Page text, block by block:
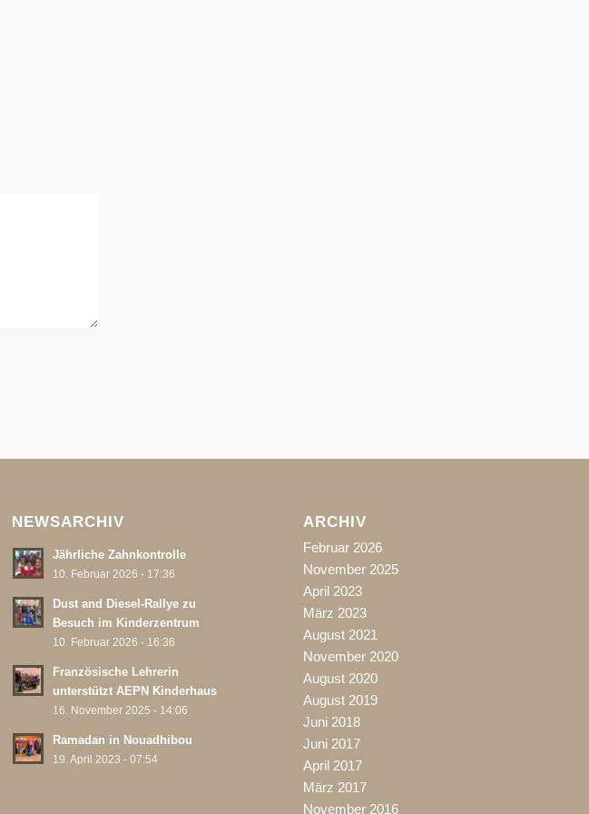
NEWSARCHIV
Jährliche Zahnkontrolle
10. Februar 2026 - 17:36
Dust and Diesel-Rallye zu
Besuch im Kinderzentrum
10. Februar 2026 - 16:36
Französische Lehrerin
unterstützt AEPN Kinderhaus
16. November 2025 - 14:06
Ramadan in Nouadhibou
19. April 2023 - 07:54
ARCHIV
Februar 2026
November 2025
April 2023
März 2023
August 2021
November 2020
August 2020
August 2019
Juni 2018
Juni 2017
April 2017
März 2017
November 2016